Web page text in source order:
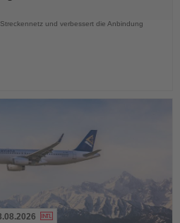
und verbessert die Anbindung